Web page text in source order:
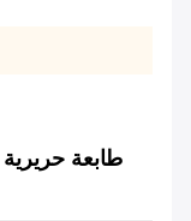
طابعة حريرية